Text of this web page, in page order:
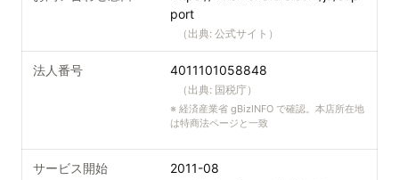
port
（出典: 公式サイト ）
法人番号 4011101058848
（出典: 国税庁）
※ 経済産業省 gBizINFO で確認。本店所在地
は特商法ページと一致
サービス開始 2011-08